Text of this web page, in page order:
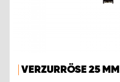
VERZURRÖSE 25 MM